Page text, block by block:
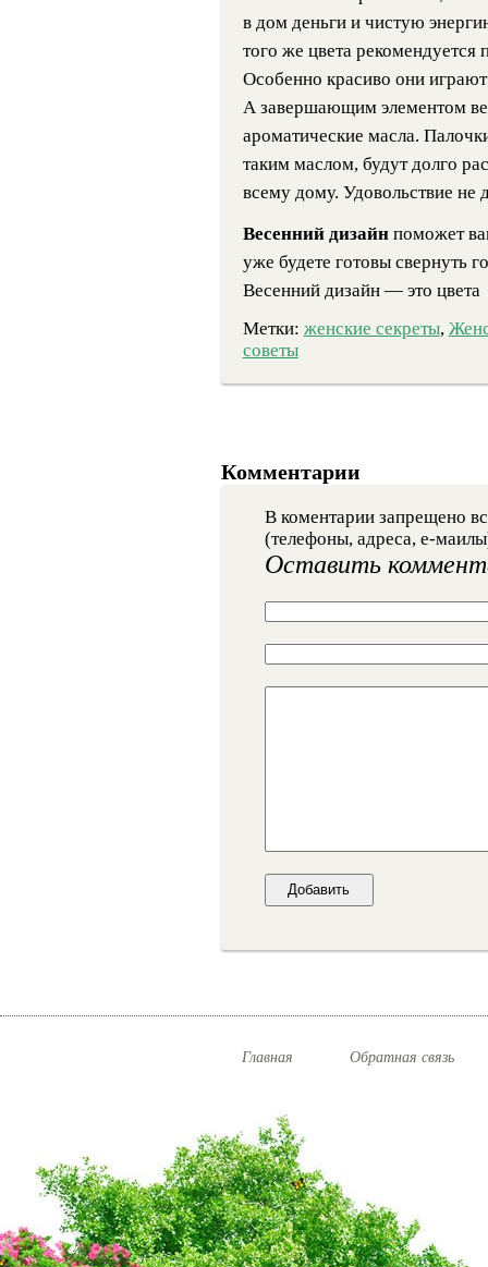
в дом деньги и чистую
того же цвета
Особенно красиво они
А завершающим элементом
ароматические масла.
таким маслом, будут долго
всему дому. Удовольствие не
Весенний дизайнпоможет
уже будете готовы свернуть
Весенний дизайн — это цвета
Метки: женские секреты,
советы
Комментарии
В коментарии запрещено
(телефоны, адреса, е-
Оставить
Главная Обратная связь